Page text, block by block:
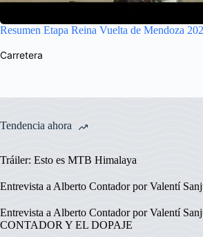
Resumen Etapa Reina Vuelta de Mendoza
Carretera
Tendencia ahora
Tráiler: Esto es MTB Himalaya
Entrevista a Alberto Contador por Valentí
Entrevista a Alberto Contador por Valentí
CONTADOR Y EL DOPAJE